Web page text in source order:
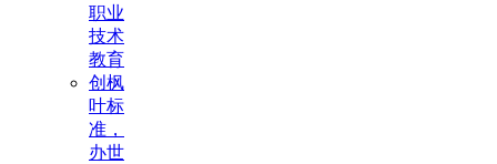
职业
技术
教育
创枫
叶标
准，
办世